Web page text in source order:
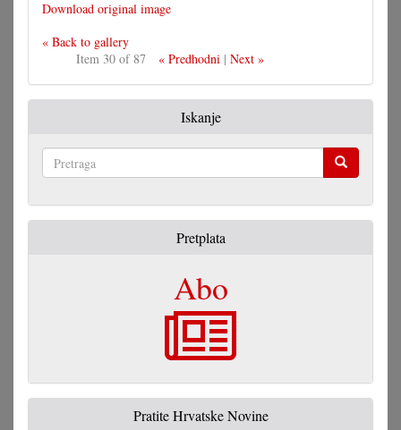
Download original image
« Back to gallery
Item 30 of 87
« Predhodni| Next »
Iskanje
Pretplata
Abo
Pratite Hrvatske Novine